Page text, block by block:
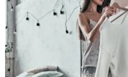
ყვე­ლა­ზე
ნანკა
ეხმაურება